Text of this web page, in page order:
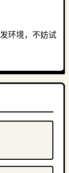
环境，不妨试